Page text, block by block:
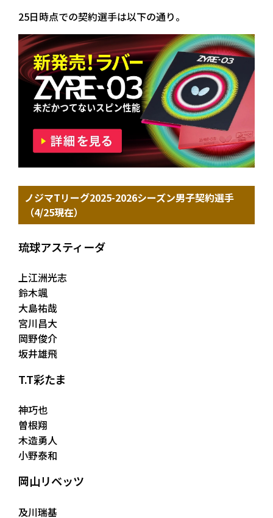
25日時点での契約選手は以下の通り。
ノジマTリーグ2025-2026シーズン男子契約選手
（4/25現在）
琉球アスティーダ
上江洲光志
鈴木颯
大島祐哉
宮川昌大
岡野俊介
坂井雄飛
T.T彩たま
神巧也
曽根翔
木造勇人
小野泰和
岡山リベッツ
及川瑞基